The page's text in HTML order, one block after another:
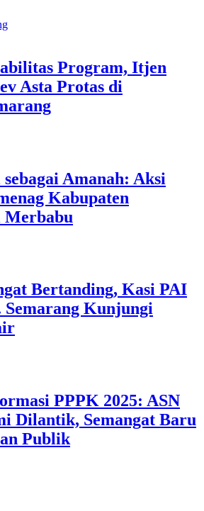
Program, Itjen
Asta Protas di
Amanah: Aksi
Kabupaten
Merbabu
Bertanding, Kasi PAI
Semarang Kunjungi
PPPK 2025: ASN
Dilantik, Semangat Baru
Publik